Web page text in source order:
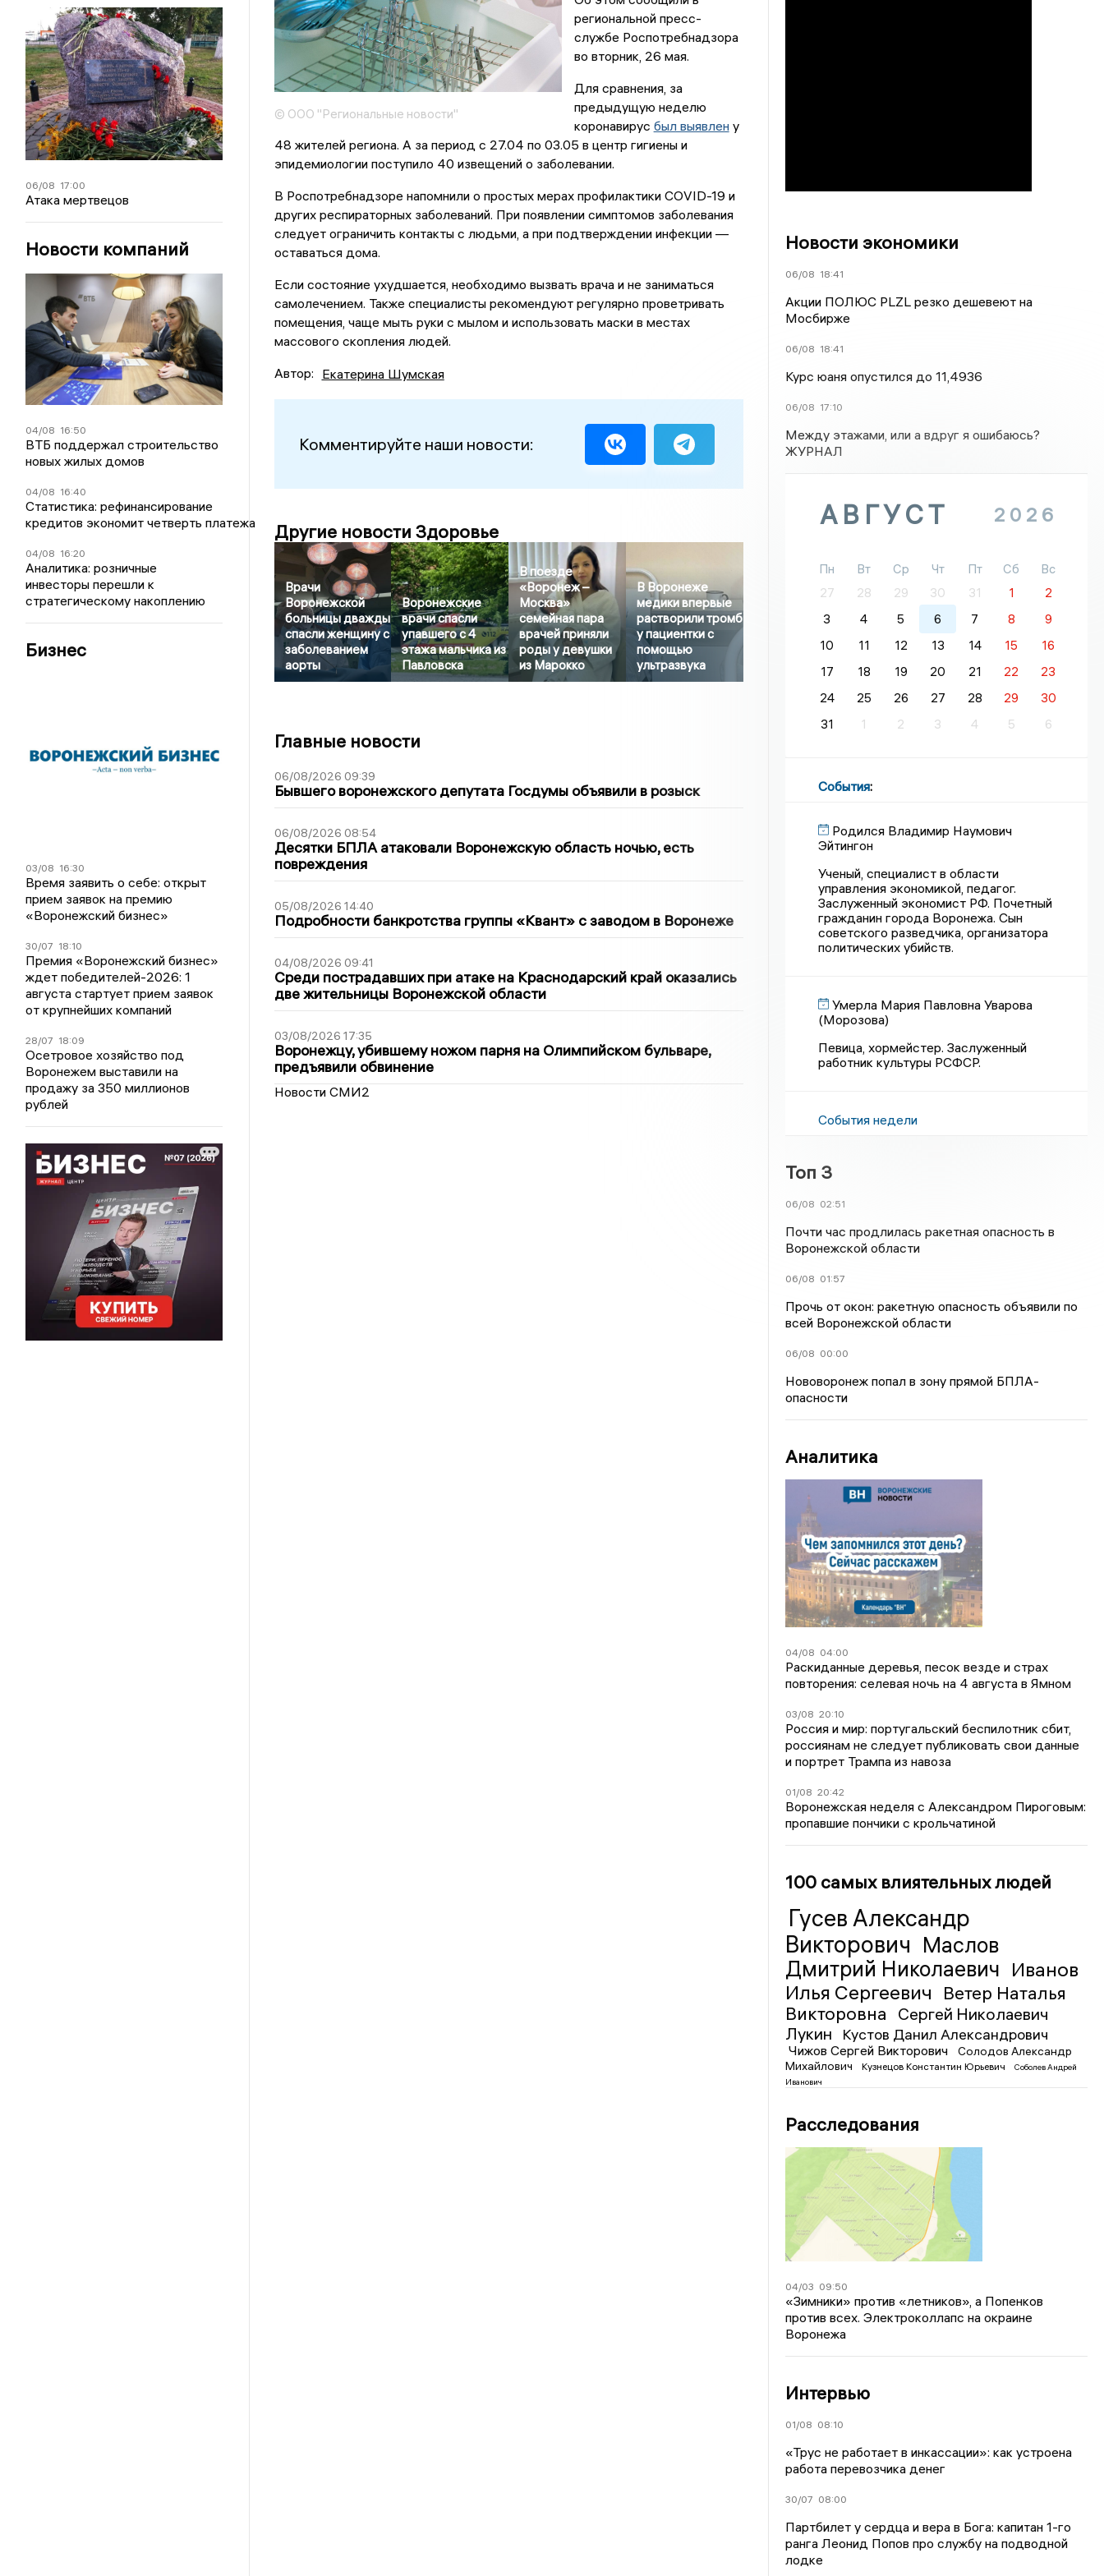
06/08 17:00
Атака мертвецов
Новости компаний
04/08 16:50
ВТБ поддержал строительство
новых жилых домов
04/08 16:40
Статистика: рефинансирование
кредитов экономит четверть платежа
04/08 16:20
Аналитика: розничные
инвесторы перешли к
стратегическому накоплению
Бизнес
03/08 16:30
Время заявить о себе: открыт
прием заявок на премию
«Воронежский бизнес»
30/07 18:10
Премия «Воронежский бизнес»
ждет победителей-2026: 1
августа стартует прием заявок
от крупнейших компаний
28/07 18:09
Осетровое хозяйство под
Воронежем выставили на
продажу за 350 миллионов
рублей
© ООО "Региональные новости"
региональной пресс-
службе Роспотребнадзора
во вторник, 26 мая.
Для сравнения, за
предыдущую неделю
коронавирус был выявлену
48 жителей региона. А за период с 27.04 по 03.05 в центр гигиены и
эпидемиологии поступило 40 извещений о заболевании.
В Роспотребнадзоре напомнили о простых мерах профилактики COVID-19 и
других респираторных заболеваний. При появлении симптомов заболевания
следует ограничить контакты с людьми, а при подтверждении инфекции —
оставаться дома.
Если состояние ухудшается, необходимо вызвать врача и не заниматься
самолечением. Также специалисты рекомендуют регулярно проветривать
помещения, чаще мыть руки с мылом и использовать маски в местах
массового скопления людей.
Автор: Екатерина Шумская
Комментируйте наши новости:
Другие новости Здоровье
Врачи
Воронежской
больницы дважды
спасли женщину с
заболеванием
аорты
Воронежские
врачи спасли
упавшего с 4
этажа мальчика из
Павловска
В поезде
«Воронеж –
Москва»
семейная пара
врачей приняли
роды у девушки
из Марокко
В Воронеже
медики впервые
растворили тромб
у пациентки с
помощью
ультразвука
Главные новости
06/08/2026 09:39
Бывшего воронежского депутата Госдумы объявили в розыск
06/08/2026 08:54
Десятки БПЛА атаковали Воронежскую область ночью, есть
повреждения
05/08/2026 14:40
Подробности банкротства группы «Квант» с заводом в Воронеже
04/08/2026 09:41
Среди пострадавших при атаке на Краснодарский край оказались
две жительницы Воронежской области
03/08/2026 17:35
Воронежцу, убившему ножом парня на Олимпийском бульваре,
предъявили обвинение
Новости СМИ2
Новости экономики
06/08 18:41
Акции ПОЛЮС PLZL резко дешевеют на
Мосбирже
06/08 18:41
Курс юаня опустился до 11,4936
06/08 17:10
Между этажами, или а вдруг я ошибаюсь?
ЖУРНАЛ
АВГУСТ 2026
Пн Вт Ср Чт Пт Сб
Вс
27
28 29 30 31 1
2
3
4 5 6 7 8
9
10
11 12 13 14 15
16
17
18 19 20 21 22
23
24
25 26 27 28 29
30
31
1 2 3 4 5 6
События:
Родился Владимир Наумович
Эйтингон
Ученый, специалист в области
управления экономикой, педагог.
Заслуженный экономист РФ. Почетный
гражданин города Воронежа. Сын
советского разведчика, организатора
политических убийств.
Умерла Мария Павловна Уварова
(Морозова)
Певица, хормейстер. Заслуженный
работник культуры РСФСР.
События недели
Топ 3
06/08 02:51
Почти час продлилась ракетная опасность в
Воронежской области
06/08 01:57
Прочь от окон: ракетную опасность объявили по
всей Воронежской области
06/08 00:00
Нововоронеж попал в зону прямой БПЛА-
опасности
Аналитика
04/08 04:00
Раскиданные деревья, песок везде и страх
повторения: селевая ночь на 4 августа в Ямном
03/08 20:10
Россия и мир: португальский беспилотник сбит,
россиянам не следует публиковать свои данные
и портрет Трампа из навоза
01/08 20:42
Воронежская неделя с Александром Пироговым:
пропавшие пончики с крольчатиной
100 самых влиятельных людей
Гусев Александр
Викторович Маслов
Дмитрий Николаевич Иванов
Илья Сергеевич
Ветер Наталья
Викторовна
Сергей Николаевич
Лукин
Кустов Данил Александрович
Чижов Сергей Викторович
Солодов Александр
Михайлович
Кузнецов Константин Юрьевич
Соболев Андрей
Иванович
Расследования
04/03 09:50
«Зимники» против «летников», а Попенков
против всех. Электроколлапс на окраине
Воронежа
Интервью
01/08 08:10
«Трус не работает в инкассации»: как устроена
работа перевозчика денег
30/07 08:00
Партбилет у сердца и вера в Бога: капитан 1-го
ранга Леонид Попов про службу на подводной
лодке